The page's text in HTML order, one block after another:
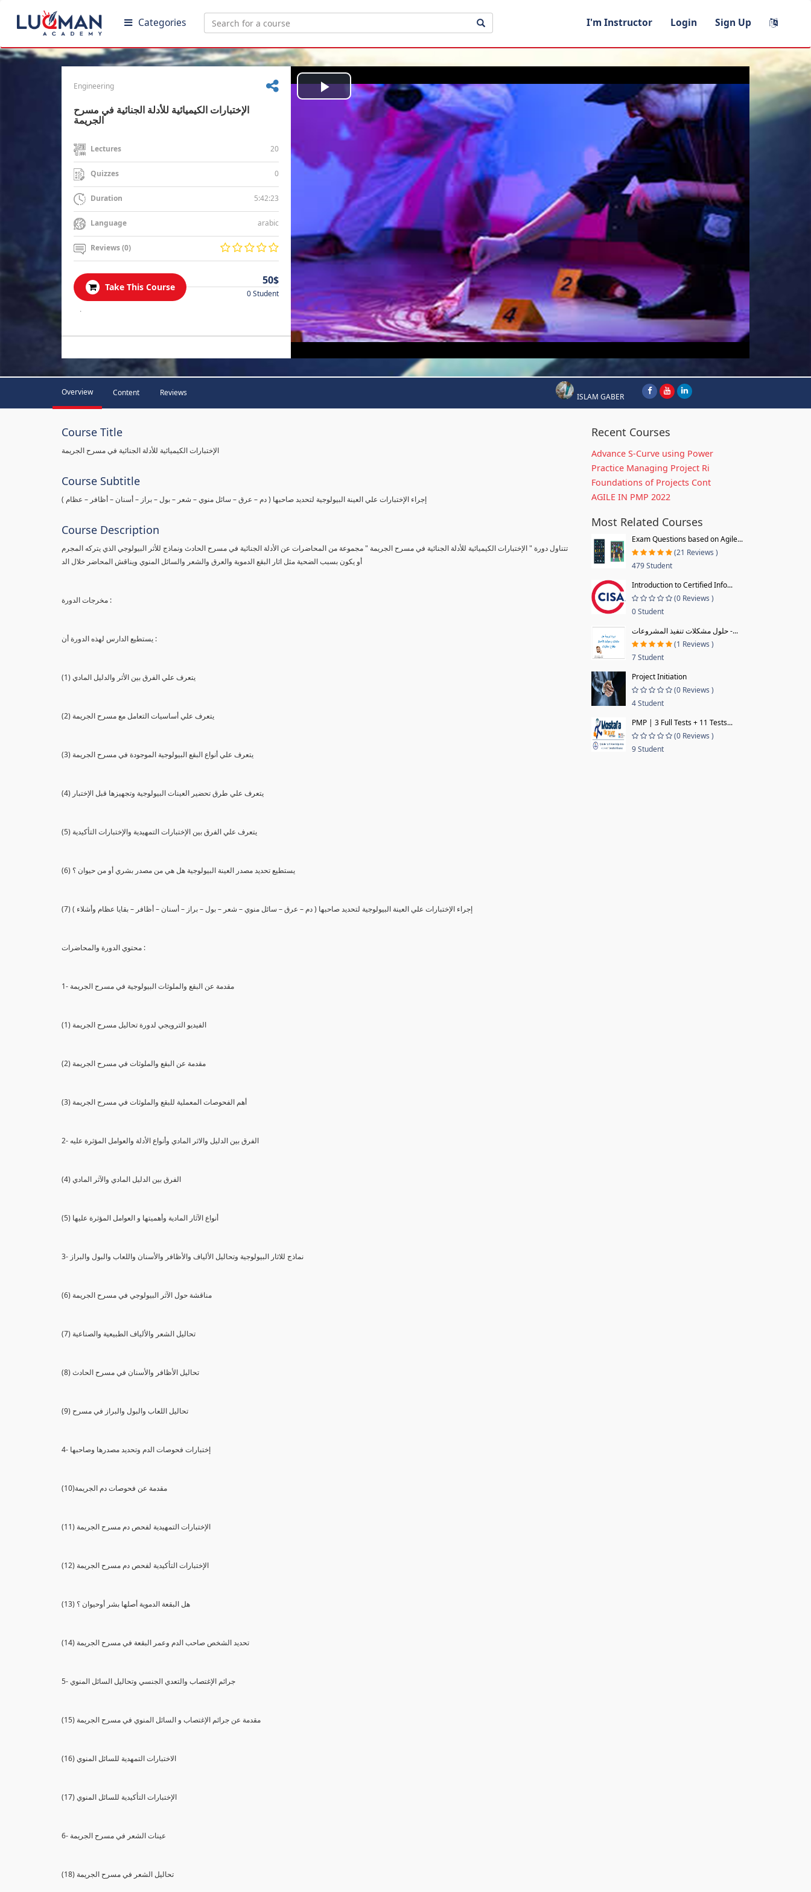
Categories I'm Instructor Login Sign Up
Engineering
الإختبارات الكيميائية للأدلة الجنائية في مسرح
الجريمة
Lectures 20
Quizzes 0
Duration 5:42:23
Language arabic
Reviews (0)
Take This Course
50$
0 Student
.
Play
Video
Overview Content Reviews ISLAM GABER
Course Title
الإختبارات الكيميائية للأدلة الجنائية في مسرح الجريمة
Course Subtitle
( إجراء الإختبارات علي العينة البيولوجية لتحديد صاحبها ( دم – عرق – سائل منوي – شعر – بول – براز – أسنان – أظافر – عظام
Course Description
تتناول دورة " الإختبارات الكيميائية للأدلة الجنائية في مسرح الجريمة " مجموعة من المحاضرات عن الأدلة الجنائية في مسرح الحادث ونماذج للأثر البيولوجي الذي يتركه المجرم
أو يكون بسبب الضحية مثل اثار البقع الدموية والعرق والشعر والسائل المنوي ويناقش المحاضر خلال الد
مخرجات الدورة :
يستطيع الدارس لهذه الدورة أن :
(1) يتعرف علي الفرق بين الأثر والدليل المادي
(2) يتعرف علي أساسيات التعامل مع مسرح الجريمة
(3) يتعرف علي أنواع البقع البيولوجية الموجودة في مسرح الجريمة
(4) يتعرف علي طرق تحضير العينات البيولوجية وتجهيزها قبل الإختبار
(5) يتعرف علي الفرق بين الإختبارات التمهيدية والإختبارات التأكيدية
(6) يستطيع تحديد مصدر العينة البيولوجية هل هي من مصدر بشري أو من حيوان ؟
(7) إجراء الإختبارات علي العينة البيولوجية لتحديد صاحبها ( دم – عرق – سائل منوي – شعر – بول – براز – أسنان – أظافر – بقايا عظام وأشلاء )
محتوي الدورة والمحاضرات :
1- مقدمة عن البقع والملوثات البيولوجية في مسرح الجريمة
(1) الفيديو الترويجي لدورة تحاليل مسرح الجريمة
(2) مقدمة عن البقع والملوثات في مسرح الجريمة
(3) أهم الفحوصات المعملية للبقع والملوثات في مسرح الجريمة
2- الفرق بين الدليل والاثر المادي وأنواع الأدلة والعوامل المؤثرة عليه
(4) الفرق بين الدليل المادي والآثر المادي
(5) أنواع الآثار المادية وأهميتها و العوامل المؤثرة عليها
3- نماذج للاثار البيولوجية وتحاليل الألياف والأظافر والأسنان واللعاب والبول والبراز
(6) مناقشة حول الآثر البيولوجي في مسرح الجريمة
(7) تحاليل الشعر والألياف الطبيعية والصناعية
(8) تحاليل الأظافر والأسنان في مسرح الحادث
(9) تحاليل اللعاب والبول والبراز في مسرح
4- إختبارات فحوصات الدم وتحديد مصدرها وصاحبها
(10)مقدمة عن فحوصات دم الجريمة
(11) الإختبارات التمهيدية لفحص دم مسرح الجريمة
(12) الإختبارات التأكيدية لفحص دم مسرح الجريمة
(13) هل البقعة الدموية أصلها بشر أوحيوان ؟
(14) تحديد الشخص صاحب الدم وعمر البقعة في مسرح الجريمة
5- جرائم الإغتصاب والتعدي الجنسي وتحاليل السائل المنوي
(15) مقدمة عن جرائم الإغتصاب و السائل المنوي في مسرح الجريمة
(16) الاختبارات التمهدية للسائل المنوي
(17) الإختبارات التأكيدية للسائل المنوي
6- عينات الشعر في مسرح الجريمة
(18) تحاليل الشعر في مسرح الجريمة
Recent Courses
Advance S-Curve using Power
Practice Managing Project Ri
Foundations of Projects Cont
AGILE IN PMP 2022
Most Related Courses
Exam Questions based on Agile...
(21 Reviews )
479 Student
Introduction to Certified Info...
(0 Reviews )
0 Student
حلول مشكلات تنفيذ المشروعات -...
(1 Reviews )
7 Student
Project Initiation
(0 Reviews )
4 Student
PMP | 3 Full Tests + 11 Tests...
(0 Reviews )
9 Student